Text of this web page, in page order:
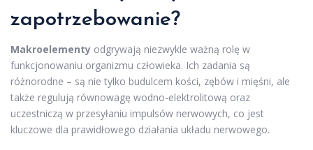
zapotrzebowanie?
Makroelementy odgrywają niezwykle ważną rolę w
funkcjonowaniu organizmu człowieka. Ich zadania są
różnorodne – są nie tylko budulcem kości, zębów i mięśni, ale
także regulują równowagę wodno-elektrolitową oraz
uczestniczą w przesyłaniu impulsów nerwowych, co jest
kluczowe dla prawidłowego działania układu nerwowego.